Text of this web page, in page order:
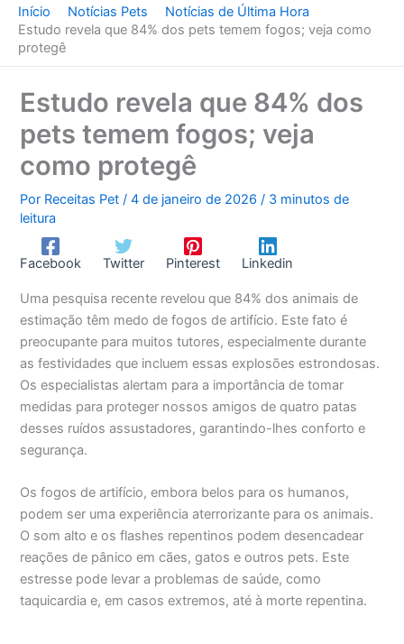
Início Notícias Pets
Notícias de Última Hora
Estudo revela que 84% dos pets temem fogos; veja como
protegê
Estudo revela que 84% dos
pets temem fogos; veja
como protegê
Por Receitas Pet/4 de janeiro de 2026/ 3 minutos de
leitura
Facebook Twitter Pinterest Linkedin
Uma pesquisa recente revelou que 84% dos animais de
estimação têm medo de fogos de artifício. Este fato é
preocupante para muitos tutores, especialmente durante
as festividades que incluem essas explosões estrondosas.
Os especialistas alertam para a importância de tomar
medidas para proteger nossos amigos de quatro patas
desses ruídos assustadores, garantindo-lhes conforto e
segurança.
Os fogos de artifício, embora belos para os humanos,
podem ser uma experiência aterrorizante para os animais.
O som alto e os flashes repentinos podem desencadear
reações de pânico em cães, gatos e outros pets. Este
estresse pode levar a problemas de saúde, como
taquicardia e, em casos extremos, até à morte repentina.